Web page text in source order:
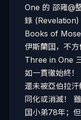
One 的 邵雍@
錄
Books of
伊斯蘭囯，不
Three in One
如一貫徹始終
還未被亞伯拉
同化或消滅！
囯小弟78年；